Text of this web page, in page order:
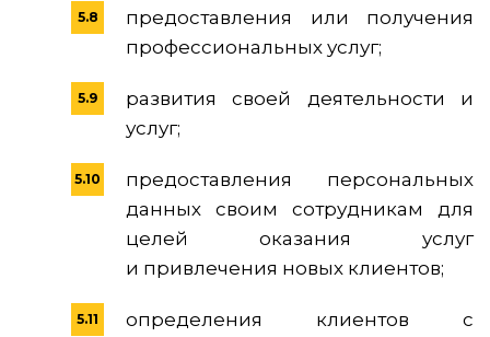
предоставления или получения
профессиональных услуг;
развития своей деятельности и
услуг;
предоставления персональных
данных своим сотрудникам для
целей оказания услуг
и привлечения новых клиентов;
определения клиентов с